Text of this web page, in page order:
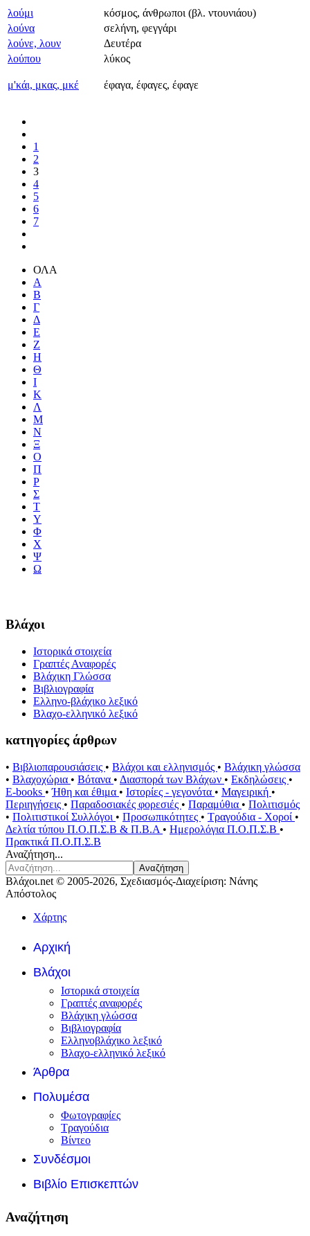
λούμι
κόσμος, άνθρωποι (βλ. ντουνιάου)
λούνα
σελήνη, φεγγάρι
λούνε, λουν
Δευτέρα
λούπου
λύκος
μ'κάι, μκας, μκέ έφαγα, έφαγες, έφαγε
1
2
3
4
5
6
7
ΟΛΑ
Α
Β
Γ
Δ
Ε
Ζ
Η
Θ
Ι
Κ
Λ
Μ
Ν
Ξ
Ο
Π
Ρ
Σ
Τ
Υ
Φ
Χ
Ψ
Ω
Βλάχοι
Ιστορικά στοιχεία
Γραπτές Αναφορές
Βλάχικη Γλώσσα
Βιβλιογραφία
Ελληνο-βλάχικο λεξικό
Βλαχο-ελληνικό λεξικό
κατηγορίες άρθρων
• Βιβλιοπαρουσιάσεις • Βλάχοι και ελληνισμός • Βλάχικη γλώσσα
• Βλαχοχώρια • Βότανα • Διασπορά των Βλάχων • Εκδηλώσεις •
E-books •Ήθη και έθιμα • Ιστορίες - γεγονότα • Μαγειρική •
Περιηγήσεις • Παραδοσιακές φορεσιές • Παραμύθια • Πολιτισμός
• Πολιτιστικοί Συλλόγοι • Προσωπικότητες • Τραγούδια - Χοροί •
Δελτία τύπου Π.Ο.Π.Σ.Β & Π.Β.Α • Ημερολόγια Π.Ο.Π.Σ.Β •
Πρακτικά Π.Ο.Π.Σ.Β
Αναζήτηση...
Αναζήτηση
Βλάχοι.net © 2005-2026, Σχεδιασμός-Διαχείριση: Νάνης
Απόστολος
Χάρτης
Αρχική
Βλάχοι
Ιστορικά στοιχεία
Γραπτές αναφορές
Βλάχικη γλώσσα
Βιβλιογραφία
Ελληνοβλάχικο λεξικό
Βλαχο-ελληνικό λεξικό
Άρθρα
Πολυμέσα
Φωτογραφίες
Τραγούδια
Βίντεο
Συνδέσμοι
Βιβλίο Επισκεπτών
Αναζήτηση